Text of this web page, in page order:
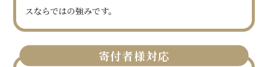
スならではの強みです。
寄付者様対応